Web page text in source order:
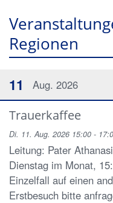
Regionen
11 Aug. 2026
Trauerkaffee
Di. 11. Aug. 2026 15:00 -
Leitung: Pater
Dienstag im Monat,
Einzelfall auf einen
Erstbesuch bitte